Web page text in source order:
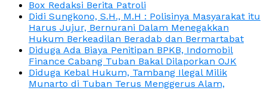
Box Redaksi Berita Patroli
Didi Sungkono, S.H., M.H : Polisinya Masyarakat itu
Harus Jujur, Bernurani Dalam Menegakkan
Hukum Berkeadilan Beradab dan Bermartabat
Diduga Ada Biaya Penitipan BPKB, Indomobil
Finance Cabang Tuban Bakal Dilaporkan OJK
Diduga Kebal Hukum, Tambang Ilegal Milik
Munarto di Tuban Terus Menggerus Alam,